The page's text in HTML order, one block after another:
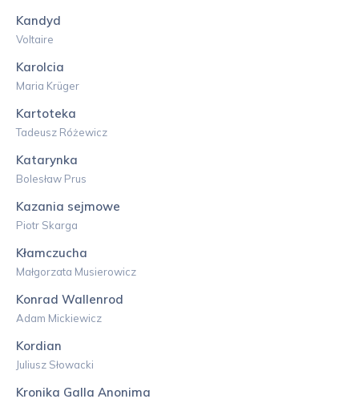
Kandyd
Voltaire
Karolcia
Maria Krüger
Kartoteka
Tadeusz Różewicz
Katarynka
Bolesław Prus
Kazania sejmowe
Piotr Skarga
Kłamczucha
Małgorzata Musierowicz
Konrad Wallenrod
Adam Mickiewicz
Kordian
Juliusz Słowacki
Kronika Galla Anonima